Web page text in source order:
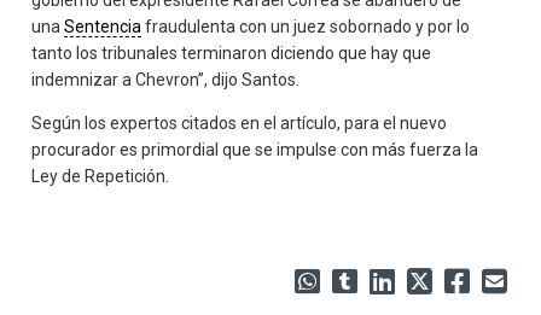
unaSentencia fraudulenta con un juez sobornado y por lo
tanto los tribunales terminaron diciendo que hay que
indemnizar a Chevron”, dijo Santos.
Según los expertos citados en el artículo, para el nuevo
procurador es primordial que se impulse con más fuerza la
Ley de Repetición.